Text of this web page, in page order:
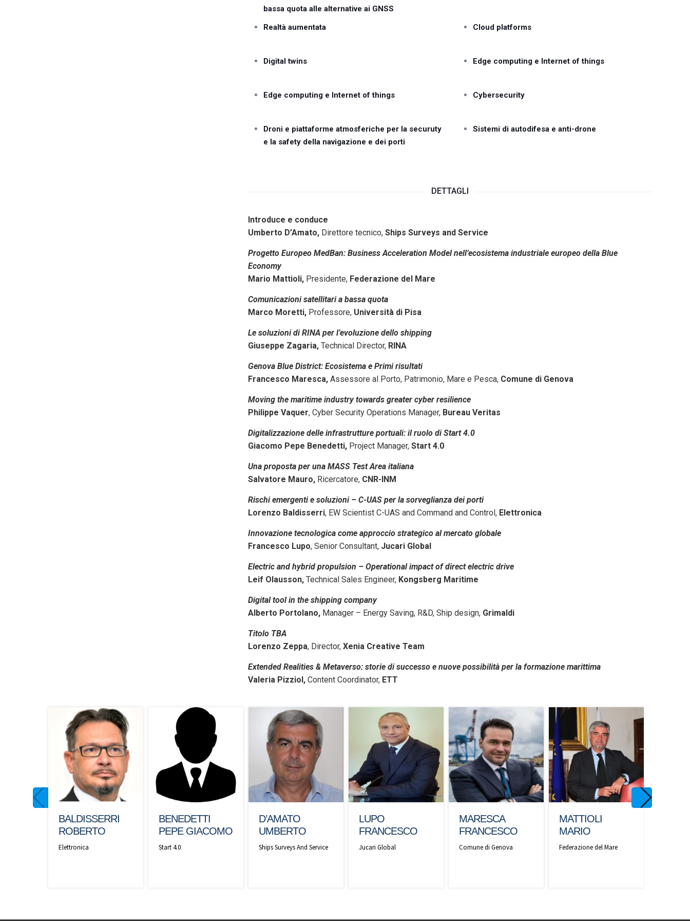
bassa quota alle alternative ai GNSS
Realtà aumentata Cloud platforms
Digital twins Edge computing e Internet of things
Edge computing e Internet of things Cybersecurity
Droni e piattaforme atmosferiche per la securuty
e la safety della navigazione e dei porti
Sistemi di autodifesa e anti-drone
DETTAGLI
Introduce e conduce
Umberto D’Amato, Direttore tecnico, Ships Surveys and Service
Progetto Europeo MedBan: Business Acceleration Model nell’ecosistema industriale europeo della Blue
Economy
Mario Mattioli, Presidente, Federazione del Mare
Comunicazioni satellitari a bassa quota
Marco Moretti, Professore, Università di Pisa
Le soluzioni di RINA per l’evoluzione dello shipping
Giuseppe Zagaria, Technical Director,RINA
Genova Blue District: Ecosistema e Primi risultati
Francesco Maresca,Assessore al Porto, Patrimonio, Mare e Pesca, Comune di Genova
Moving the maritime industry towards greater cyber resilience
Philippe Vaquer, Cyber Security Operations Manager, Bureau Veritas
Digitalizzazione delle infrastrutture portuali: il ruolo di Start 4.0
Giacomo Pepe Benedetti, Project Manager,Start 4.0
Una proposta per una MASS Test Area italiana
Salvatore Mauro, Ricercatore,CNR-INM
Rischi emergenti e soluzioni – C-UAS per la sorveglianza dei porti
Lorenzo Baldisserri, EW Scientist C-UAS and Command and Control, Elettronica
Innovazione tecnologica come approccio strategico al mercato globale
Francesco Lupo, Senior Consultant,Jucari Global
Electric and hybrid propulsion – Operational impact of direct electric drive
Leif Olausson, Technical Sales Engineer,Kongsberg Maritime
Digital tool in the shipping company
Alberto Portolano, Manager – Energy Saving, R&D, Ship design,Grimaldi
Titolo TBA
Lorenzo Zeppa, Director, Xenia Creative Team
Extended Realities & Metaverso: storie di successo e nuove possibilità per la formazione marittima
Valeria Pizziol, Content Coordinator,ETT
BALDISSERRI
ROBERTO
Elettronica
BENEDETTI
PEPE GIACOMO
Start 4.0
D’AMATO
UMBERTO
Ships Surveys And Service
LUPO
FRANCESCO
Jucari Global
MARESCA
FRANCESCO
Comune di Genova
MATTIOLI
MARIO
Federazione del Mare